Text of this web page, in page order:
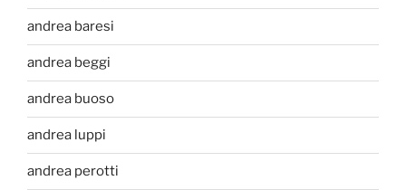
andrea baresi
andrea beggi
andrea buoso
andrea luppi
andrea perotti